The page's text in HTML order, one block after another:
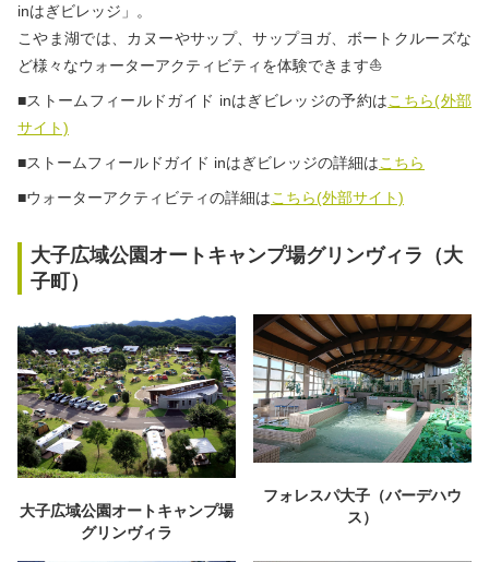
inはぎビレッジ」。
こやま湖では、カヌーやサップ、サップヨガ、ボートクルーズな
ど様々なウォーターアクティビティを体験できます⛵
■ストームフィールドガイド inはぎビレッジの予約はこちら(外部
サイト)
■ストームフィールドガイド inはぎビレッジの詳細はこちら
■ウォーターアクティビティの詳細はこちら(外部サイト)
大子広域公園オートキャンプ場グリンヴィラ（大
子町）
大子広域公園オートキャンプ場
グリンヴィラ
フォレスパ大子（バーデハウ
ス）